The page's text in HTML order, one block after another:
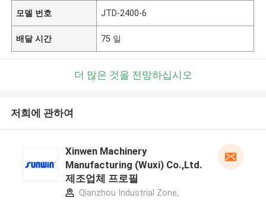
모델 번호 JTD-2400-6
배달 시간 75 일
더 많은 것을 전망하십시오
저희에 관하여
Xinwen Machinery
Manufacturing (Wuxi) Co.,Ltd.
제조업체 프로필
Qianzhou Industrial Zone,